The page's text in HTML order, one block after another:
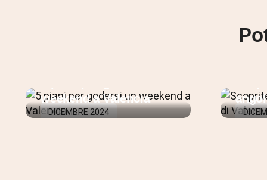
DICEMBRE 2024
weekend a Valencia